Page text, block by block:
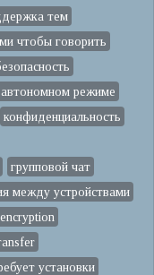
тем
чтобы говорить
режиме
конфиденциальность
групповой чат
между устройствами
установки